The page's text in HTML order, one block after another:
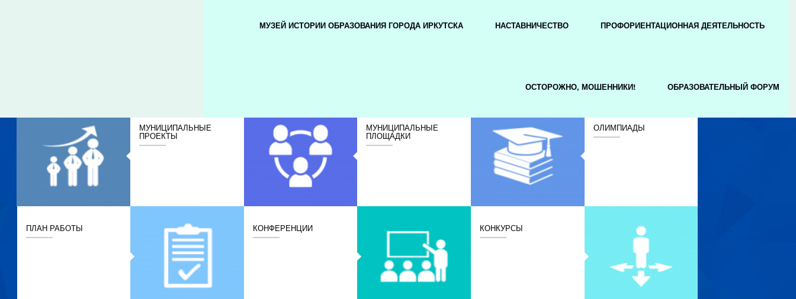
МУЗЕЙ ИСТОРИИ ОБРАЗОВАНИЯ ГОРОДА ИРКУТСКА НАСТАВНИЧЕСТВО ПРОФОРИЕНТАЦИОННАЯ ДЕЯТЕЛЬНОСТЬ
ОСТОРОЖНО, МОШЕННИКИ! ОБРАЗОВАТЕЛЬНЫЙ ФОРУМ
МУНИЦИПАЛЬНЫЕ
ПРОЕКТЫ
МУНИЦИПАЛЬНЫЕ
ПЛОЩАДКИ
ОЛИМПИАДЫ
КОНКУРСЫ
КОНФЕРЕНЦИИ
ПЛАН РАБОТЫ